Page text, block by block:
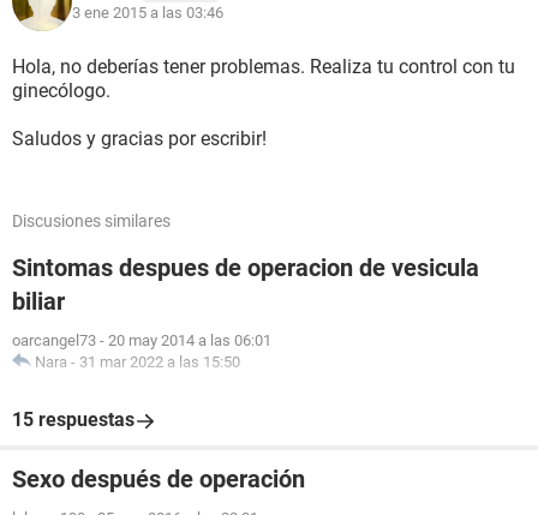
3 ene 2015 a las 03:46
Hola, no deberías tener problemas. Realiza tu control con tu
ginecólogo.
Saludos y gracias por escribir!
Discusiones similares
Sintomas despues de operacion de vesicula
biliar
oarcangel73 - 20 may 2014 a las 06:01
Nara - 31 mar 2022 a las 15:50
15 respuestas
Sexo después de operación